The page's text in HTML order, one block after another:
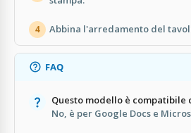
4 Abbina l'arredamento del
FAQ
Questo modello è compatibile
No, è per Google Docs e